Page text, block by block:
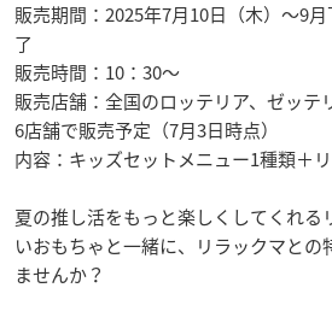
販売期間：2025年7月10日（木）～9
了
販売時間：10：30～
販売店舗：全国のロッテリア、ゼッ
6店舗で販売予定（7月3日時点）
内容：キッズセットメニュー1種類＋
夏の推し活をもっと楽しくしてくれる
いおもちゃと一緒に、リラックマとの
ませんか？